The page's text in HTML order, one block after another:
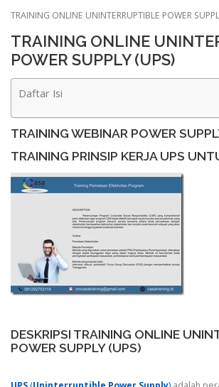
TRAINING ONLINE UNINTERRUPTIBLE POWER
TRAINING ONLINE
POWER SUPPLY (UPS)
Daftar Isi
TRAINING WEBINAR POWER
TRAINING PRINSIP KERJA UPS
DESKRIPSI TRAINING ONLINE
POWER SUPPLY (UPS)